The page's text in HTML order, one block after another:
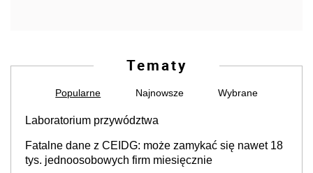
Tematy
Popularne Najnowsze Wybrane
Laboratorium przywództwa
Fatalne dane z CEIDG: może zamykać się nawet 18
tys. jednoosobowych firm miesięcznie